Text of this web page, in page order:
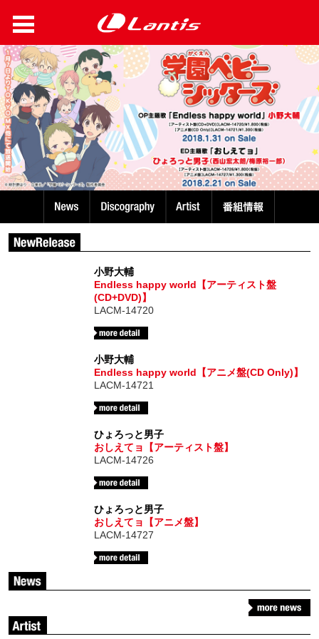
小野大輔
Endless happy world【アーティスト盤
(CD+DVD)】
LACM-14720
小野大輔
Endless happy world【アニメ盤(CD Only)】
LACM-14721
ひょろっと男子
おしえてョ【アーティスト盤】
LACM-14726
ひょろっと男子
おしえてョ【アニメ盤】
LACM-14727